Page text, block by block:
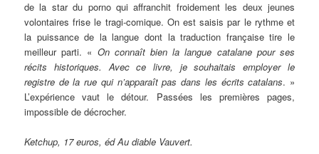
de la star du porno qui affranchit froidement les deux jeunes
volontaires frise le tragi-comique. On est saisis par le rythme et
la puissance de la langue dont la traduction française tire le
meilleur parti. « On connaît bien la langue catalane pour ses
récits historiques. Avec ce livre, je souhaitais employer le
registre de la rue qui n’apparaît pas dans les écrits catalans. »
L’expérience vaut le détour. Passées les premières pages,
impossible de décrocher.
Ketchup, 17 euros, éd Au diable Vauvert.